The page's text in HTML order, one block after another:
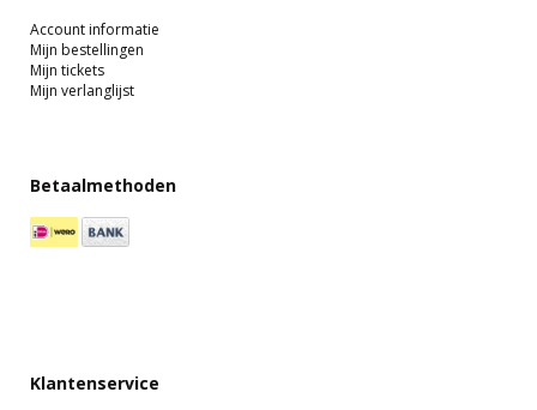
Account informatie
Mijn bestellingen
Mijn tickets
Mijn verlanglijst
Betaalmethoden
Klantenservice